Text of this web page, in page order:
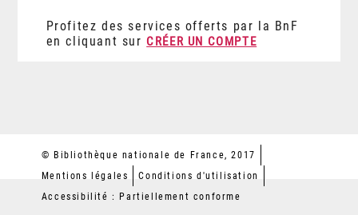
Profitez des services offerts par la BnF
en cliquant sur CRÉER UN COMPTE
© Bibliothèque nationale de France, 2017
Mentions légales
Conditions d'utilisation
Accessibilité : Partiellement conforme